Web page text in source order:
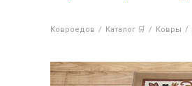
Ковроедов / Каталог 🛒 / Ковры /